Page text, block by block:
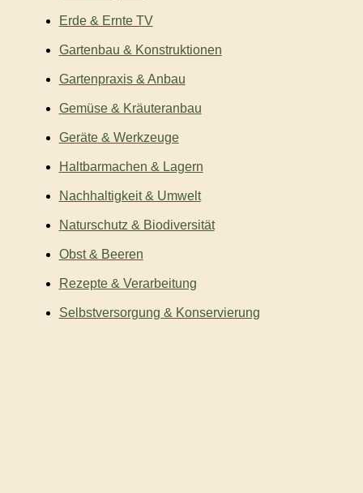
Erde & Ernte TV
Gartenbau & Konstruktionen
Gartenpraxis & Anbau
Gemüse & Kräuteranbau
Geräte & Werkzeuge
Haltbarmachen & Lagern
Nachhaltigkeit & Umwelt
Naturschutz & Biodiversität
Obst & Beeren
Rezepte & Verarbeitung
Selbstversorgung & Konservierung